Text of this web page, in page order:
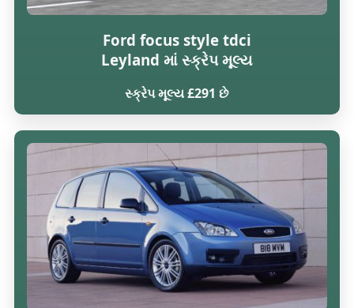
Ford focus style tdci
Leyland માં સ્ક્રેપ મૂલ્ય
સ્ક્રેપ મૂલ્ય £291 છે